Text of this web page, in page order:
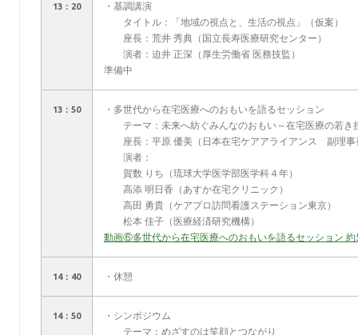
13：20
・基調講演
タイトル：「地域の視点と、生活の視点」（仮案）
座長：荒井 秀典（国立長寿医療研究センター）
演者：迫井 正深（厚生労働省 医務技監）
準備中
13：50
・多世代から在宅医療へのおもいを語るセッション
テーマ：未来へ紡ぐみんなのおもい～在宅医療の若き
座長：平原 優美（日本在宅ケアアライアンス 副理事
演者：
賀数 りち（琉球大学医学部医学科４年）
高添 明日香（あすか在宅クリニック）
高田 勇貴（ケアプロ訪問看護ステーション東京）
松本 佳子（医療経済研究機構）
動画⑥多世代から在宅医療へのおもいを語るセッション 約
14：40 ・休憩
14：50
・シンポジウム
テーマ：めざすのは笑顔とつながり